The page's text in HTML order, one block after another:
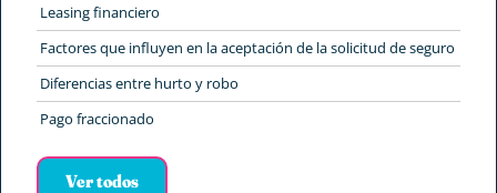
Leasing financiero
Factores que influyen en la aceptación de la solicitud de seguro
Diferencias entre hurto y robo
Pago fraccionado
Ver todos